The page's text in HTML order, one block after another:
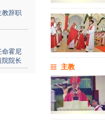
辞职
霍尼
院长
主教